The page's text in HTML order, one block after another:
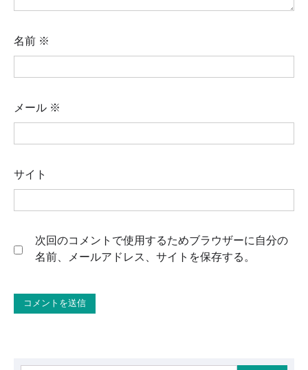
名前 ※
メール ※
サイト
次回のコメントで使用するためブラウザーに自分の
名前、メールアドレス、サイトを保存する。